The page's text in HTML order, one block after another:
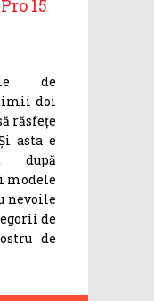
15
de
doi
răsfețe
asta e
după
modele
nevoile
de
de